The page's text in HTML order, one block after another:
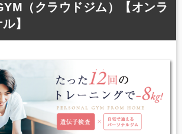
（クラウドジム）【オンラ
】